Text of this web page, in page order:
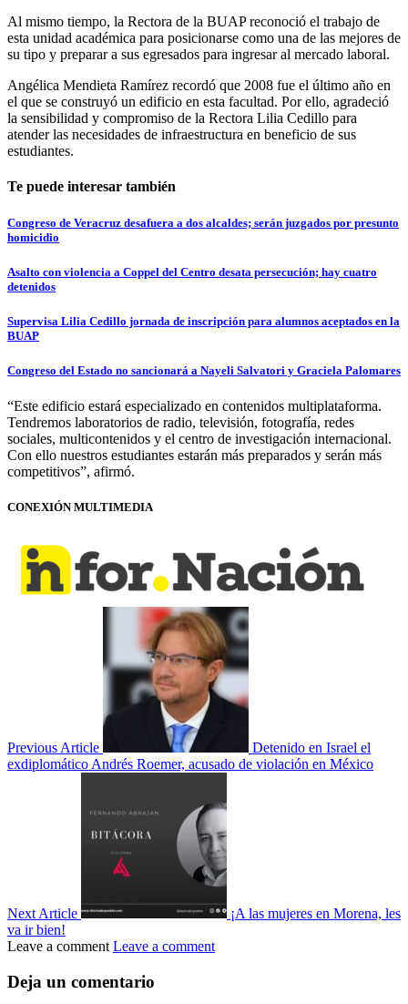
Al mismo tiempo, la Rectora de la BUAP reconoció el trabajo de
esta unidad académica para posicionarse como una de las mejores de
su tipo y preparar a sus egresados para ingresar al mercado laboral.
Angélica Mendieta Ramírez recordó que 2008 fue el último año en
el que se construyó un edificio en esta facultad. Por ello, agradeció
la sensibilidad y compromiso de la Rectora Lilia Cedillo para
atender las necesidades de infraestructura en beneficio de sus
estudiantes.
Te puede interesar también
Congreso de Veracruz desafuera a dos alcaldes; serán juzgados por presunto
homicidio
Asalto con violencia a Coppel del Centro desata persecución; hay cuatro
detenidos
Supervisa Lilia Cedillo jornada de inscripción para alumnos aceptados en la
BUAP
Congreso del Estado no sancionará a Nayeli Salvatori y Graciela Palomares
“Este edificio estará especializado en contenidos multiplataforma.
Tendremos laboratorios de radio, televisión, fotografía, redes
sociales, multicontenidos y el centro de investigación internacional.
Con ello nuestros estudiantes estarán más preparados y serán más
competitivos”, afirmó.
CONEXIÓN MULTIMEDIA
Previous Article
Detenido en Israel el
exdiplomático Andrés Roemer, acusado de violación en México
Next Article
¡A las mujeres en Morena, les
va ir bien!
Leave a comment Leave a comment
Deja un comentario